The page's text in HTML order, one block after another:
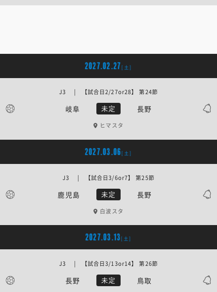
2027.02.27[土]
岐阜 未定 長野
J3 | 【試合日2/27or28】 第24節
ヒマスタ
2027.03.06[土]
鹿児島 未定 長野
J3 | 【試合日3/6or7】 第25節
白波スタ
2027.03.13[土]
長野 未定 鳥取
J3 | 【試合日3/13or14】 第26節